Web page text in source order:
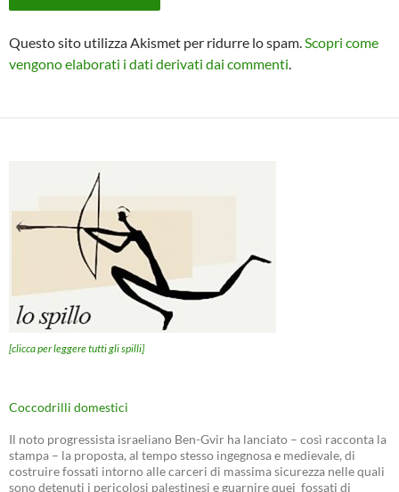
Questo sito utilizza Akismet per ridurre lo spam. Scopri come
vengono elaborati i dati derivati dai commenti
[clicca per leggere tutti gli spilli]
Coccodrilli domestici
Il noto progressista israeliano Ben-Gvir ha lanciato – così racconta la
stampa – la proposta, al tempo stesso ingegnosa e medievale, di
costruire fossati intorno alle carceri di massima sicurezza nelle quali
sono detenuti i pericolosi palestinesi e guarnire quei fossati di